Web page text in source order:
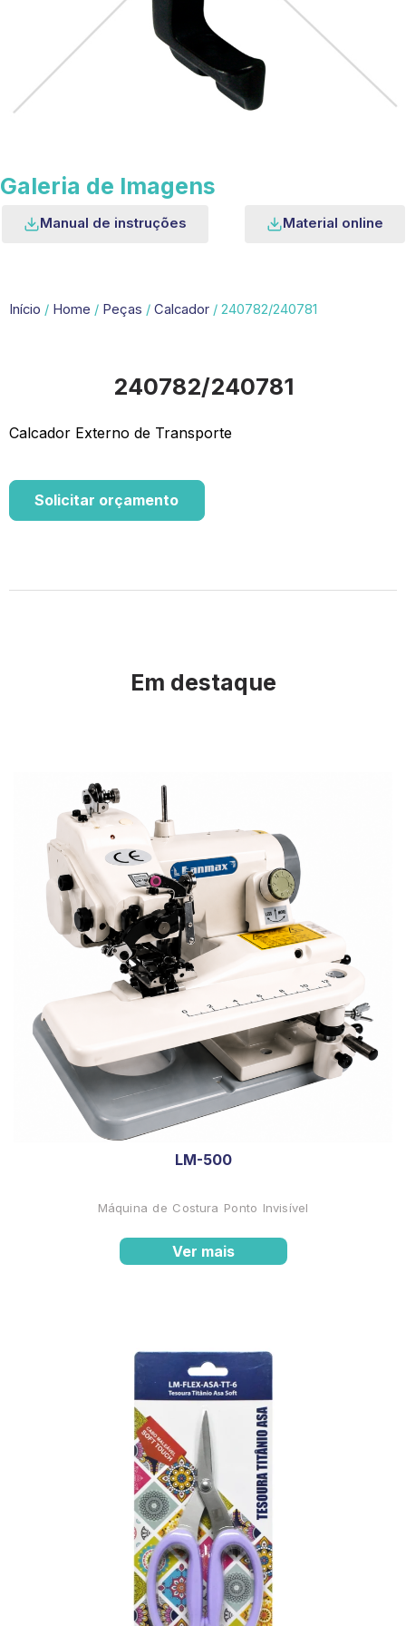
Galeria de Imagens
Manual de instruções Material online
Início / Home / Peças / Calcador / 240782/240781
240782/240781
Calcador Externo de Transporte
Solicitar orçamento
Em destaque
LM-500
Máquina de Costura Ponto Invisível
Ver mais